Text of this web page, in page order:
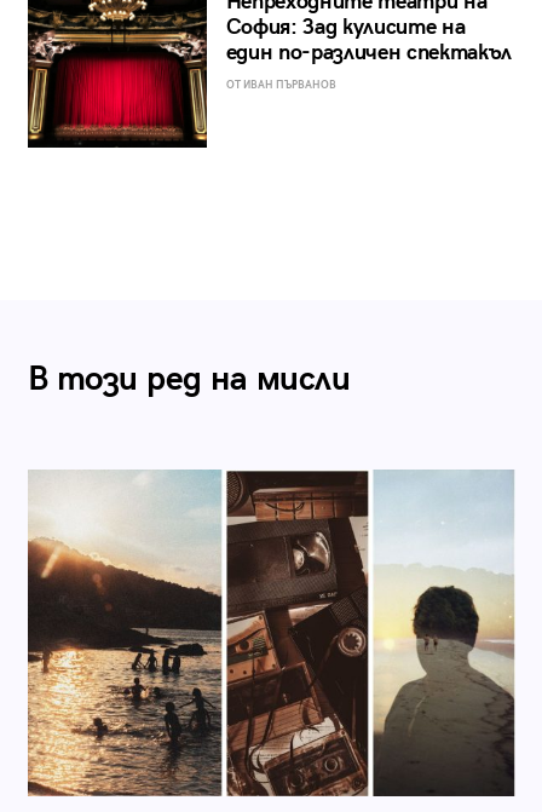
София: Зад кулисите на
един по-различен спектакъл
ОТ ИВАН ПЪРВАНОВ
В този ред на мисли